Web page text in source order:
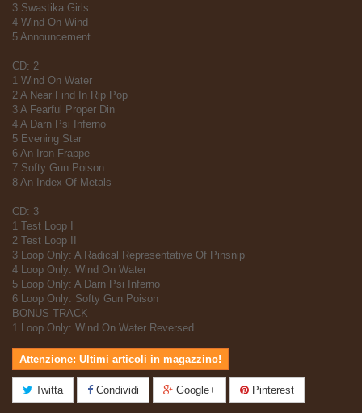
3 Swastika Girls
4 Wind On Wind
5 Announcement
CD: 2
1 Wind On Water
2 A Near Find In Rip Pop
3 A Fearful Proper Din
4 A Darn Psi Inferno
5 Evening Star
6 An Iron Frappe
7 Softy Gun Poison
8 An Index Of Metals
CD: 3
1 Test Loop I
2 Test Loop II
3 Loop Only: A Radical Representative Of Pinsnip
4 Loop Only: Wind On Water
5 Loop Only: A Darn Psi Inferno
6 Loop Only: Softy Gun Poison
BONUS TRACK
1 Loop Only: Wind On Water Reversed
Attenzione: Ultimi articoli in magazzino!
Twitta Condividi Google+ Pinterest